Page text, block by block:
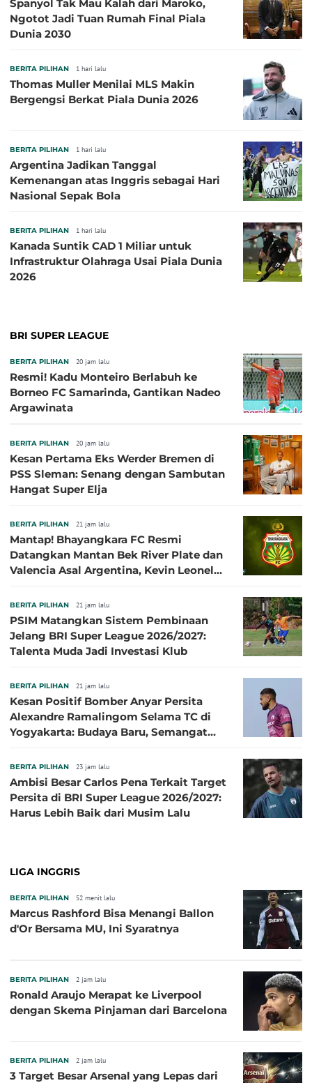
Spanyol Tak Mau Kalah dari Maroko,
Ngotot Jadi Tuan Rumah Final Piala
Dunia 2030
BERITA PILIHAN 1 hari lalu
Thomas Muller Menilai MLS Makin
Bergengsi Berkat Piala Dunia 2026
BERITA PILIHAN 1 hari lalu
Argentina Jadikan Tanggal
Kemenangan atas Inggris sebagai Hari
Nasional Sepak Bola
BERITA PILIHAN 1 hari lalu
Kanada Suntik CAD 1 Miliar untuk
Infrastruktur Olahraga Usai Piala Dunia
2026
BRI SUPER LEAGUE
BERITA PILIHAN 20 jam lalu
Resmi! Kadu Monteiro Berlabuh ke
Borneo FC Samarinda, Gantikan Nadeo
Argawinata
BERITA PILIHAN 20 jam lalu
Kesan Pertama Eks Werder Bremen di
PSS Sleman: Senang dengan Sambutan
Hangat Super Elja
BERITA PILIHAN 21 jam lalu
Mantap! Bhayangkara FC Resmi
Datangkan Mantan Bek River Plate dan
Valencia Asal Argentina, Kevin Leonel
BERITA PILIHAN 21 jam lalu
PSIM Matangkan Sistem Pembinaan
Jelang BRI Super League 2026/2027:
Talenta Muda Jadi Investasi Klub
BERITA PILIHAN 21 jam lalu
Kesan Positif Bomber Anyar Persita
Alexandre Ramalingom Selama TC di
Yogyakarta: Budaya Baru, Semangat
BERITA PILIHAN 23 jam lalu
Ambisi Besar Carlos Pena Terkait Target
Persita di BRI Super League 2026/2027:
Harus Lebih Baik dari Musim Lalu
LIGA INGGRIS
BERITA PILIHAN 52 menit lalu
Marcus Rashford Bisa Menangi Ballon
d'Or Bersama MU, Ini Syaratnya
BERITA PILIHAN 2 jam lalu
Ronald Araujo Merapat ke Liverpool
dengan Skema Pinjaman dari Barcelona
BERITA PILIHAN 2 jam lalu
3 Target Besar Arsenal yang Lepas dari